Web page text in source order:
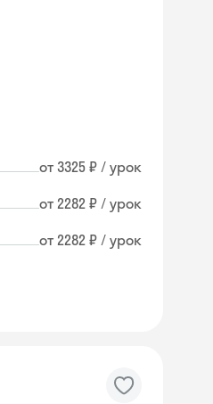
от 3325 ₽ / урок
от 2282 ₽ / урок
от 2282 ₽ / урок